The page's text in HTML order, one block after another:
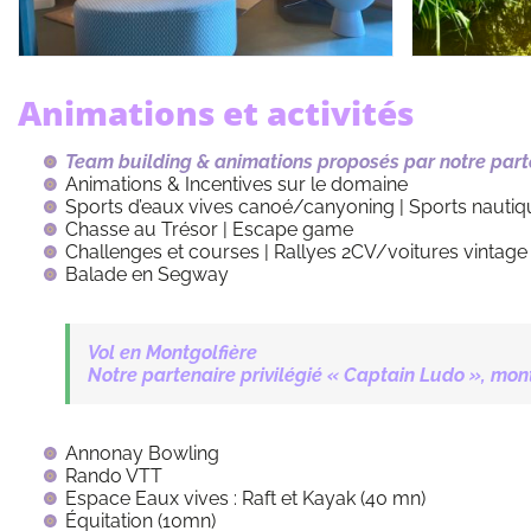
Animations et activités
Team building & animations proposés par notre
Animations & Incentives sur le domaine
Sports d’eaux vives canoé/canyoning | Sports
Chasse au Trésor | Escape game
Challenges et courses | Rallyes 2CV/voitures vintage
Balade en Segway
Vol en Montgolfière
Notre partenaire privilégié « Captain Ludo »,
Annonay Bowling
Rando VTT
Espace Eaux vives : Raft et Kayak (40 mn)
Équitation (10mn)